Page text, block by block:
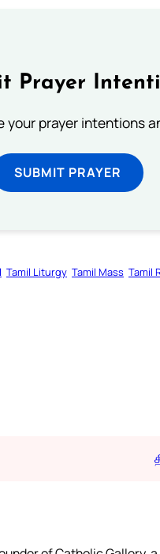
Prayer
your prayer intentions
SUBMIT PRAYER
Tamil Liturgy Tamil Mass Tamil